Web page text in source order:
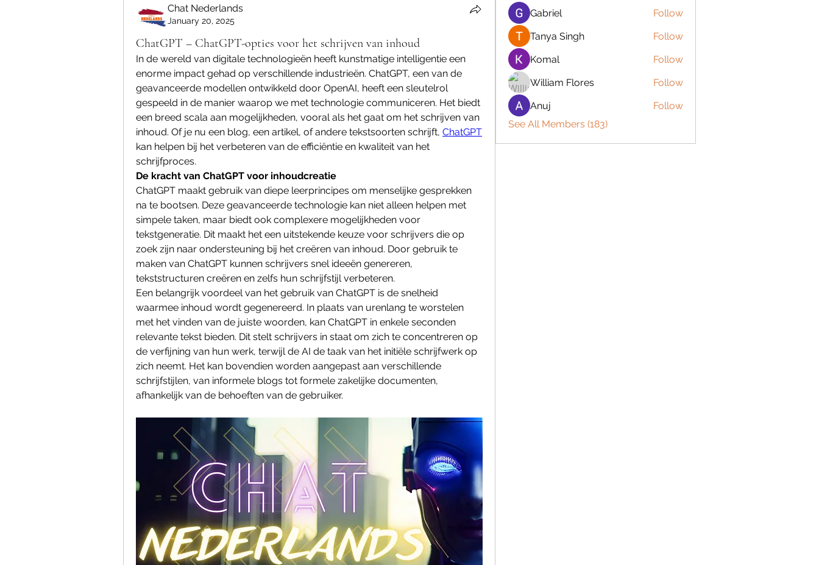
Chat Nederlands
January 20, 2025
ChatGPT – ChatGPT-opties voor het schrijven van inhoud
In de wereld van digitale technologieën heeft kunstmatige intelligentie een
enorme impact gehad op verschillende industrieën. ChatGPT, een van de
geavanceerde modellen ontwikkeld door OpenAI, heeft een sleutelrol
gespeeld in de manier waarop we met technologie communiceren. Het biedt
een breed scala aan mogelijkheden, vooral als het gaat om het schrijven van
inhoud. Of je nu een blog, een artikel, of andere tekstsoorten schrijft, ChatGPT
kan helpen bij het verbeteren van de efficiëntie en kwaliteit van het
schrijfproces.
De kracht van ChatGPT voor inhoudcreatie
ChatGPT maakt gebruik van diepe leerprincipes om menselijke gesprekken
na te bootsen. Deze geavanceerde technologie kan niet alleen helpen met
simpele taken, maar biedt ook complexere mogelijkheden voor
tekstgeneratie. Dit maakt het een uitstekende keuze voor schrijvers die op
zoek zijn naar ondersteuning bij het creëren van inhoud. Door gebruik te
maken van ChatGPT kunnen schrijvers snel ideeën genereren,
tekststructuren creëren en zelfs hun schrijfstijl verbeteren.
Een belangrijk voordeel van het gebruik van ChatGPT is de snelheid
waarmee inhoud wordt gegenereerd. In plaats van urenlang te worstelen
met het vinden van de juiste woorden, kan ChatGPT in enkele seconden
relevante tekst bieden. Dit stelt schrijvers in staat om zich te concentreren op
de verfijning van hun werk, terwijl de AI de taak van het initiële schrijfwerk op
zich neemt. Het kan bovendien worden aangepast aan verschillende
schrijfstijlen, van informele blogs tot formele zakelijke documenten,
afhankelijk van de behoeften van de gebruiker.
Gabriel
Follow
Tanya Singh
Follow
Komal
Follow
William Flores
Follow
Anuj
Follow
See All Members (183)